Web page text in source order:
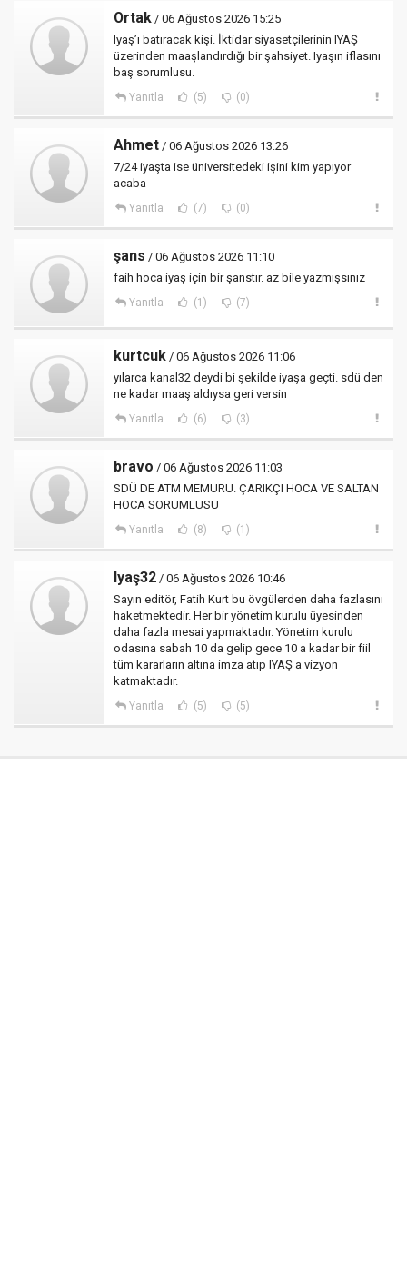
Ortak / 06 Ağustos 2026 15:25
Iyaş’ı batıracak kişi. İktidar siyasetçilerinin IYAŞ
üzerinden maaşlandırdığı bir şahsiyet. Iyaşın iflasını
baş sorumlusu.
Yanıtla (5) (0)
Ahmet / 06 Ağustos 2026 13:26
7/24 iyaşta ise üniversitedeki işini kim yapıyor
acaba
Yanıtla (7) (0)
şans / 06 Ağustos 2026 11:10
faih hoca iyaş için bir şanstır. az bile yazmışsınız
Yanıtla (1) (7)
kurtcuk / 06 Ağustos 2026 11:06
yılarca kanal32 deydi bi şekilde iyaşa geçti. sdü den
ne kadar maaş aldıysa geri versin
Yanıtla (6) (3)
bravo / 06 Ağustos 2026 11:03
SDÜ DE ATM MEMURU. ÇARIKÇI HOCA VE SALTAN
HOCA SORUMLUSU
Yanıtla (8) (1)
Iyaş32 / 06 Ağustos 2026 10:46
Sayın editör, Fatih Kurt bu övgülerden daha fazlasını
haketmektedir. Her bir yönetim kurulu üyesinden
daha fazla mesai yapmaktadır. Yönetim kurulu
odasına sabah 10 da gelip gece 10 a kadar bir fiil
tüm kararların altına imza atıp IYAŞ a vizyon
katmaktadır.
Yanıtla (5) (5)